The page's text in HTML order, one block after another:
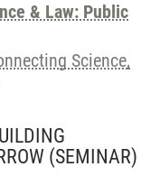
& Law: Public
Science,
(SEMINAR)